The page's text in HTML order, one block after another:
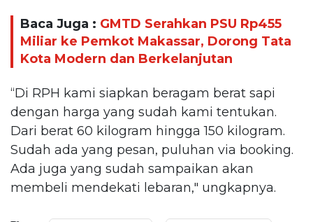
Baca Juga : GMTD Serahkan PSU Rp455
Miliar ke Pemkot Makassar, Dorong Tata
Kota Modern dan Berkelanjutan
“Di RPH kami siapkan beragam berat sapi
dengan harga yang sudah kami tentukan.
Dari berat 60 kilogram hingga 150 kilogram.
Sudah ada yang pesan, puluhan via booking.
Ada juga yang sudah sampaikan akan
membeli mendekati lebaran," ungkapnya.